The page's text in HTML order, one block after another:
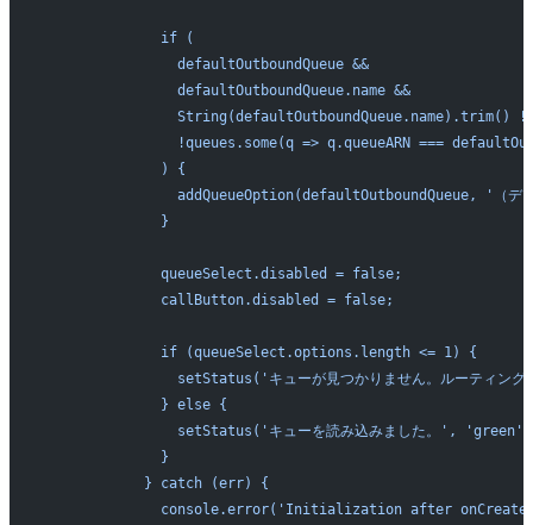
              if (
                defaultOutboundQueue &&
                defaultOutboundQueue.name &&
String(defaultOutboundQueue.name).trim()
!queues.some(q => q.queueARN ===
              ) {
addQueueOption(defaultOutboundQueue, '（デフ
              }
              queueSelect.disabled = false;
              callButton.disabled = false;
              if (queueSelect.options.length <= 1) {
setStatus('キューが見つかりません。ルーティング
              } else {
setStatus('キューを読み込みました。',
              }
            } catch (err) {
console.error('Initialization after onCreate